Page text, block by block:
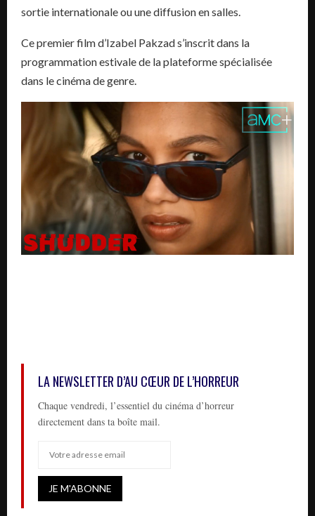
sortie internationale ou une diffusion en salles.
Ce premier film d’Izabel Pakzad s’inscrit dans la
programmation estivale de la plateforme spécialisée
dans le cinéma de genre.
LA NEWSLETTER D’AU CŒUR DE L’HORREUR
Chaque vendredi, l’essentiel du cinéma d’horreur
directement dans ta boîte mail.